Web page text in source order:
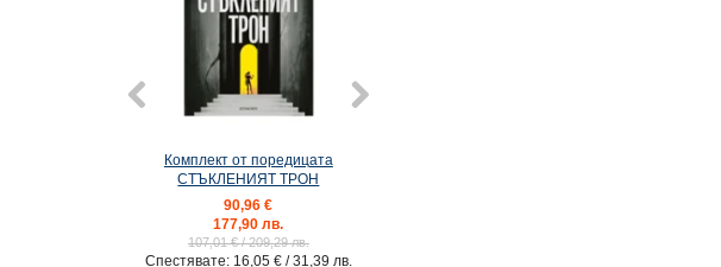
Комплект от поредицата
СТЪКЛЕНИЯТ ТРОН
90,96 €
177,90 лв.
107,01 €/ 209,29 лв.
Спестявате: 16,05 € / 31,39 лв.